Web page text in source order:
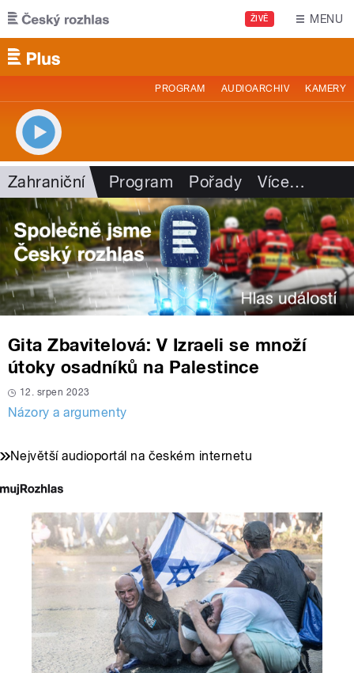
Přejít k hlavnímu obsahu
ŽIVĚ MENU
PROGRAM AUDIOARCHIV KAMERY
Zahraniční Program Pořady Více…
Gita Zbavitelová: V Izraeli se množí
útoky osadníků na Palestince
12. srpen 2023
Názory a argumenty
Největší audioportál na českém internetu